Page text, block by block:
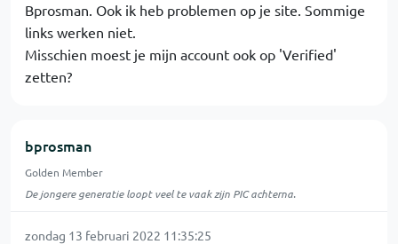
Bprosman. Ook ik heb problemen op je site. Sommige
links werken niet.
Misschien moest je mijn account ook op 'Verified'
zetten?
bprosman
Golden Member
De jongere generatie loopt veel te vaak zijn PIC achterna.
zondag 13 februari 2022 11:35:25